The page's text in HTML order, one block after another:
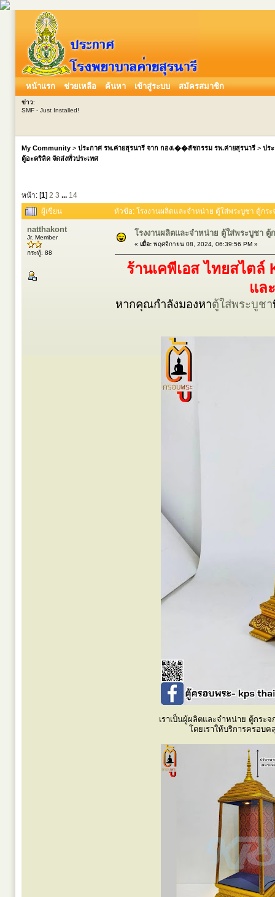
หน้าแรก ช่วยเหลือ ค้นหา เข้าสู่ระบบ สมัครสมาชิก
ข่าว:
SMF - Just Installed!
My Community > ประกาศ รพ.ค่ายสุรนารี จาก กองเ��สัชกรรม รพ.ค่ายสุรนารี > ปร
ตู้อะคริลิค จัดส่งทั่วประเทศ
หน้า: [1] 2 3 ... 14
ผู้เขียน
หัวข้อ: โรงงานผลิตและจำหน่าย ตู้ใส่พระบูชา ตู้กร
natthakont
Jr. Member
กระทู้: 88
โรงงานผลิตและจำหน่าย ตู้ใส่พระบูชา
« เมื่อ: พฤศจิกายน 08, 2024, 06:39:56 PM »
ร้านเคพีเอส ไทยสไตล์
แล
หากคุณกำลังมองหาตู้ใส่พระบูชา
เราเป็นผู้ผลิตและจำหน่าย ตู้กระ
โดยเราให้บริการครอบ